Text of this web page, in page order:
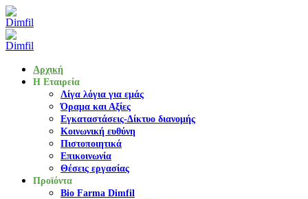
Αρχική
Η Εταιρεία
Λίγα λόγια για εμάς
Όραμα και Αξίες
Εγκαταστάσεις-Δίκτυο διανομής
Κοινωνική ευθύνη
Πιστοποιητικά
Επικοινωνία
Θέσεις εργασίας
Προϊόντα
Bio Farma Dimfil